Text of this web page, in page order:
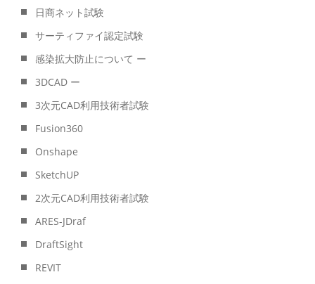
日商ネット試験
サーティファイ認定試験
感染拡大防止について ー
3DCAD ー
3次元CAD利用技術者試験
Fusion360
Onshape
SketchUP
2次元CAD利用技術者試験
ARES-JDraf
DraftSight
REVIT